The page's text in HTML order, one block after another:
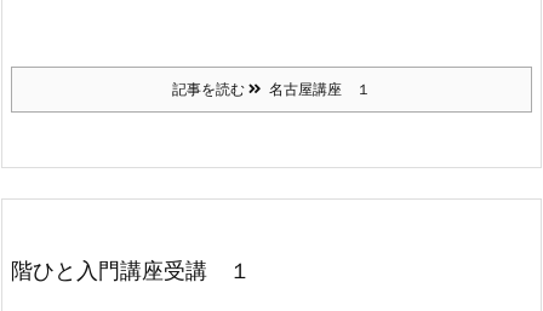
記事を読む 名古屋講座 １
階ひと入門講座受講 １